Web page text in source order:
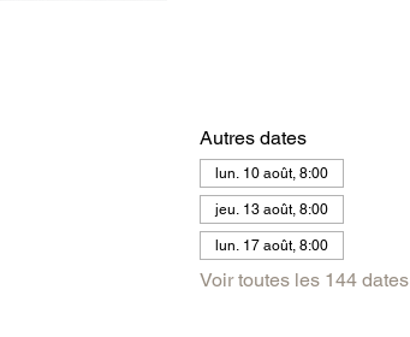
Autres dates
lun. 10 août, 8:00
jeu. 13 août, 8:00
lun. 17 août, 8:00
Voir toutes les 144 dates